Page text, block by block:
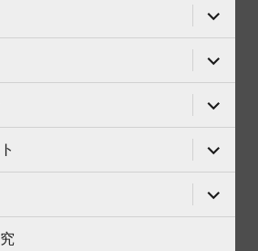
サ
ブ
メ
ニ
ュ
ー
を
展
開
サ
ブ
メ
ニ
ュ
ー
を
展
開
サ
ブ
メ
ニ
ュ
ー
を
展
開
サ
ブ
メ
ニ
ュ
ー
サ
ブ
メ